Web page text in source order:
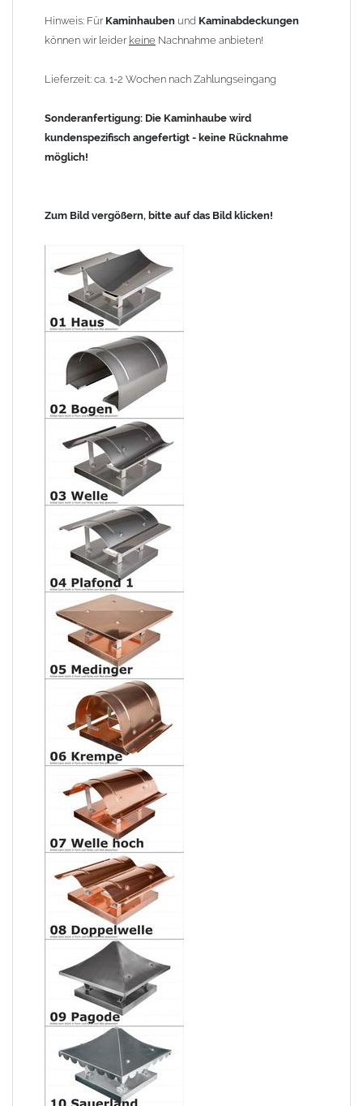
Hinweis: Für Kaminhauben und Kaminabdeckungen
können wir leider keine Nachnahme anbieten!
Lieferzeit: ca. 1-2 Wochen nach Zahlungseingang
Sonderanfertigung: Die Kaminhaube wird
kundenspezifisch angefertigt - keine Rücknahme
möglich!
Zum Bild vergößern, bitte auf das Bild klicken!